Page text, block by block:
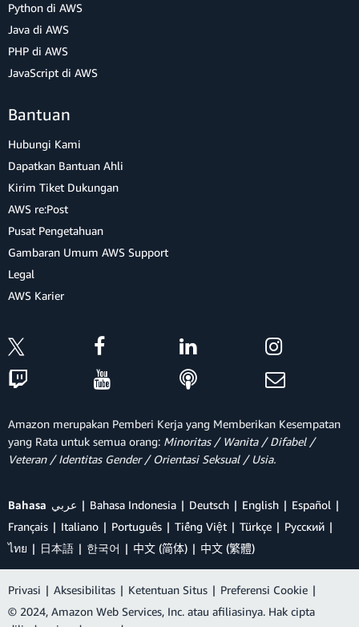
Python di AWS
Java di AWS
PHP di AWS
JavaScript di AWS
Bantuan
Hubungi Kami
Dapatkan Bantuan Ahli
Kirim Tiket Dukungan
AWS re:Post
Pusat Pengetahuan
Gambaran Umum AWS Support
Legal
AWS Karier
Amazon merupakan Pemberi Kerja yang Memberikan Kesempatan
yang Rata untuk semua orang: Minoritas / Wanita / Difabel /
Veteran / Identitas Gender / Orientasi Seksual / Usia.
Bahasa عربي Bahasa Indonesia Deutsch English
Español
Français
Italiano Português Tiếng Việt Türkçe
Ρусский
ไทย
日本語 한국어 中文 (简体) 中文 (繁體)
Privasi | Aksesibilitas | Ketentuan Situs | Preferensi Cookie |
© 2024, Amazon Web Services, Inc. atau afiliasinya. Hak cipta